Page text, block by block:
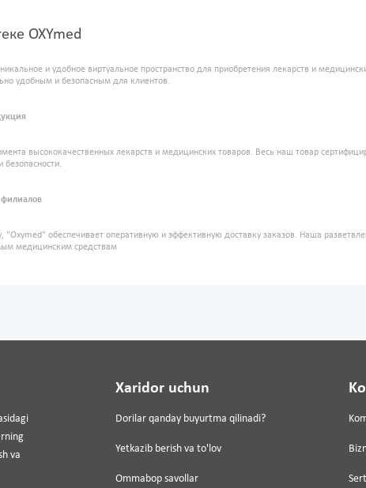
OXYmed
и удобное виртуальное пространство для приобретения лекарств и
удобным и безопасным для клиентов.
высококачественных лекарств и медицинских товаров. Весь наш товар
безопасности.
филиалов
обеспечивает оперативную и эффективную доставку заказов. Наша
медицинским средствам
va
Xaridor uchun
Dorilar qanday buyurtma qilinadi?
Yetkazib berish va to'lov
Ommabop savollar